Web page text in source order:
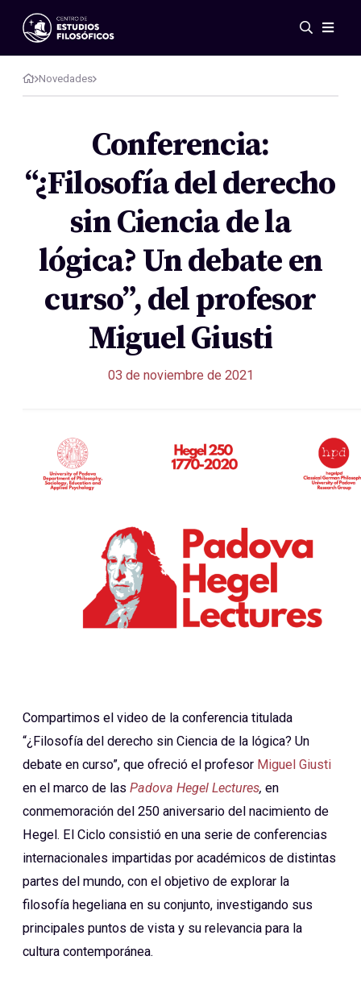
Eventos
Novedades
Investigación
Publicaciones
Galería
Acerca de nosotros
Miembros
Reglamento
Convenios
Novedades
Conferencia:
“¿Filosofía del derecho
sin Ciencia de la
lógica? Un debate en
curso”, del profesor
Miguel Giusti
03 de noviembre de 2021
Compartimos el video de la conferencia titulada
“¿Filosofía del derecho sin Ciencia de la lógica? Un
debate en curso”, que ofreció el profesor Miguel Giusti
en el marco de las Padova Hegel Lectures, en
conmemoración del 250 aniversario del nacimiento de
Hegel. El Ciclo consistió en una serie de conferencias
internacionales impartidas por académicos de distintas
partes del mundo, con el objetivo de explorar la
filosofía hegeliana en su conjunto, investigando sus
principales puntos de vista y su relevancia para la
cultura contemporánea.